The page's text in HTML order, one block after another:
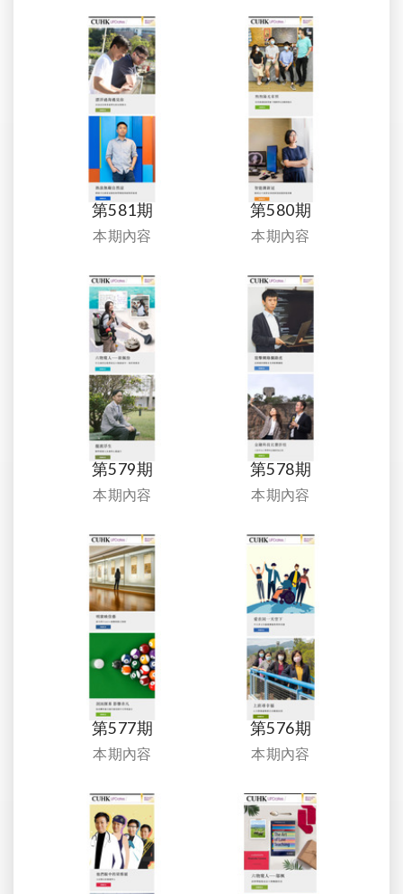
第581期
本期內容
第580期
本期內容
第579期
本期內容
第578期
本期內容
第577期
本期內容
第576期
本期內容